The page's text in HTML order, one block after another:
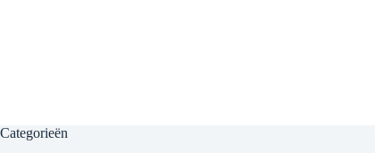
Categorieën